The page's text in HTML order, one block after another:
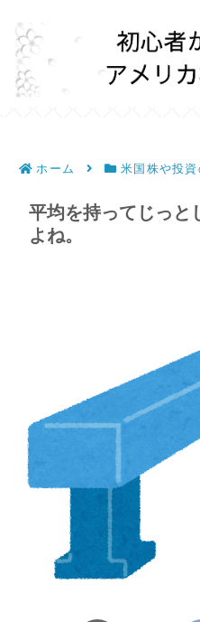
ホーム 米国株や投
平均を持ってじっと
よね。